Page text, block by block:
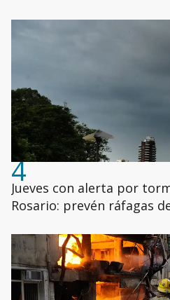
4
Jueves con alerta por
Rosario: prevén ráfagas